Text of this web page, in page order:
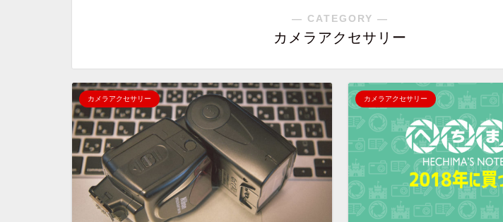
― CATEGORY ―
カメラアクセサリー
カメラアクセサリー カメラアクセサリー